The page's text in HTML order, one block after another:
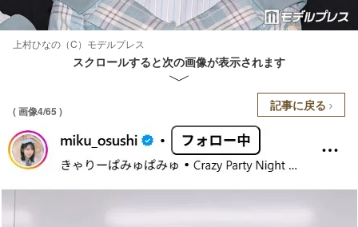
上村ひなの（C）モデルプレス
スクロールすると次の画像が表示されます
( 画像4/65 ) 記事に戻る